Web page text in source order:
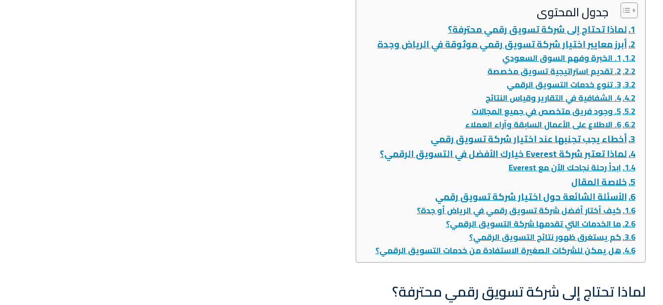
جدول المحتوى
لماذا تحتاج إلى شركة تسويق رقمي محترفة؟
أبرز معايير اختيار شركة تسويق رقمي موثوقة في الرياض وجدة
1. الخبرة وفهم السوق السعودي
2. تقديم استراتيجية تسويق مخصصة
3. تنوع خدمات التسويق الرقمي
4. الشفافية في التقارير وقياس النتائج
5. وجود فريق متخصص في جميع المجالات
6. الاطلاع على الأعمال السابقة وآراء العملاء
أخطاء يجب تجنبها عند اختيار شركة تسويق رقمي
لماذا تعتبر شركة Everest خيارك الأفضل في التسويق الرقمي؟
ابدأ رحلة نجاحك الآن مع Everest
خلاصة المقال
الأسئلة الشائعة حول اختيار شركة تسويق رقمي
كيف أختار أفضل شركة تسويق رقمي في الرياض أو جدة؟
ما الخدمات التي تقدمها شركة التسويق الرقمي؟
كم يستغرق ظهور نتائج التسويق الرقمي؟
هل يمكن للشركات الصغيرة الاستفادة من خدمات التسويق الرقمي؟
لماذا تحتاج إلى شركة تسويق رقمي محترفة؟